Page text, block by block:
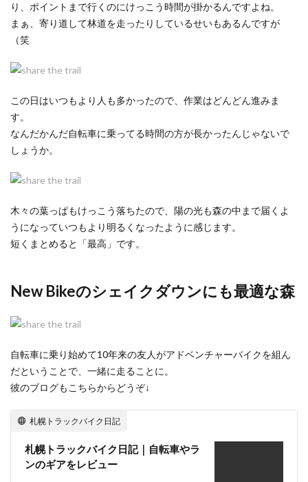
り、ポイントまで行くのにけっこう時間が掛かるんですよね。
まぁ、寄り道して林道を走ったりしているせいもあるんですが
（笑
この日はいつもより人も多かったので、作業はどんどん進みま
す。
なんだかんだ自転車に乗ってる時間の方が長かったんじゃないで
しょうか。
木々の葉っぱもけっこう落ちたので、陽の光も森の中まで届くよ
うになっていつもより明るくなったように感じます。
短くまとめると「最高」です。
New Bikeのシェイクダウンにも最適な森
自転車に乗り始めて10年来の友人がアドベンチャーバイクを組ん
だということで、一緒に走ることに。
彼のブログもこちらからどうぞ↓
札幌トラックバイク日記
札幌トラックバイク日記｜自転車やラ
ンのギアをレビュー